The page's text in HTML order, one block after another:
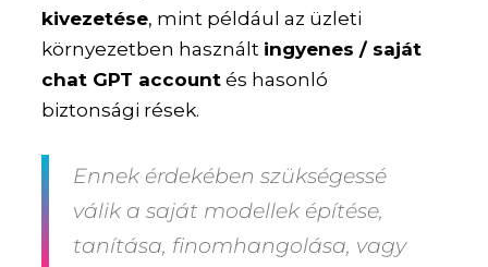
kivezetése, mint például az üzleti
környezetben használt ingyenes / saját
chat GPT account és hasonló
biztonsági rések.
Ennek érdekében szükségessé
válik a saját modellek építése,
tanítása, finomhangolása, vagy